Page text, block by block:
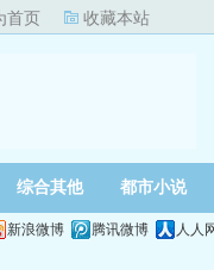
首页 收藏本站
综合其他 都市小说
新浪微博 腾讯微博 人人